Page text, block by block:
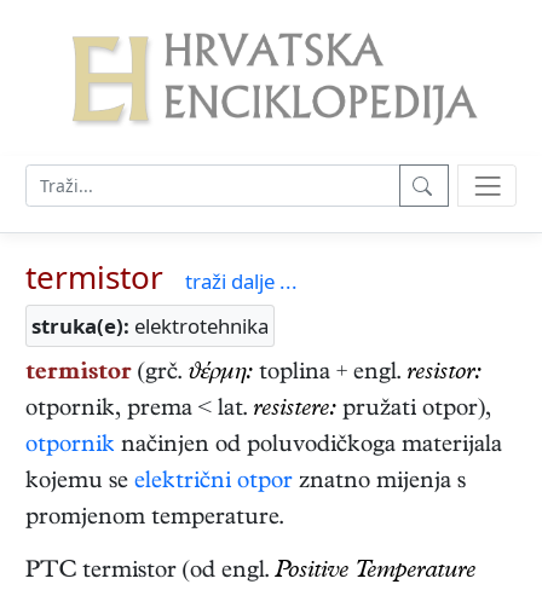
termistor
traži dalje ...
struka(e): elektrotehnika
termistor (grč. ϑέρμη: toplina + engl. resistor:
otpornik, prema < lat. resistere: pružati otpor),
otpornik načinjen od poluvodičkoga materijala
kojemu se električni otpor znatno mijenja s
promjenom temperature.
PTC termistor (od engl. Positive Temperature